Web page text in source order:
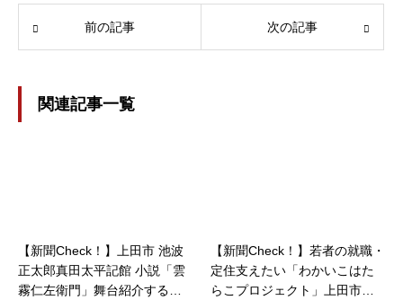
前の記事 次の記事
関連記事一覧
【新聞Check！】上田市 池波
正太郎真田太平記館 小説「雲
霧仁左衛門」舞台紹介する写
【新聞Check！】若者の就職・
定住支えたい「わかいこはた
らこプロジェクト」上田市で